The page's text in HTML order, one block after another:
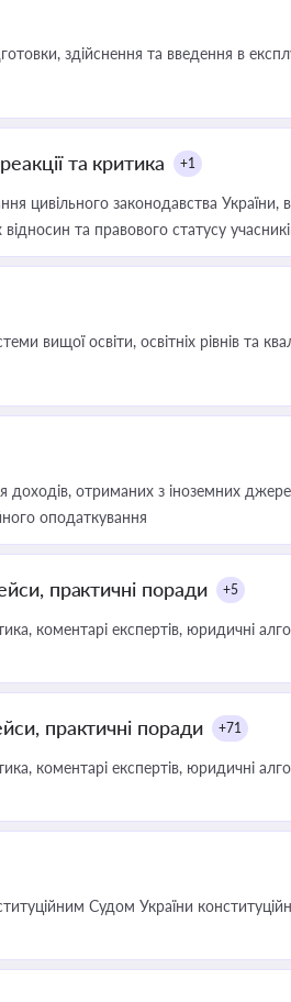
здійснення та введення в
та критика +1
цивільного законодавства України,
та правового статусу
вищої освіти, освітніх рівнів та
доходів, отриманих з іноземних
оподаткування
практичні поради +5
коментарі експертів, юридичні
практичні поради +71
коментарі експертів, юридичні
Судом України